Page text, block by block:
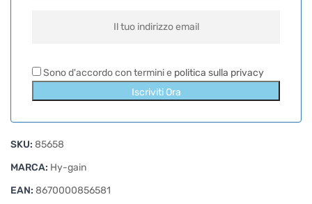
Sono d'accordo con termini e politica sulla privacy
Iscriviti Ora
SKU: 85658
MARCA: Hy-gain
EAN: 8670000856581